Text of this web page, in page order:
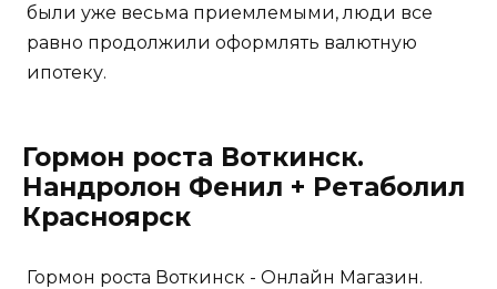
были уже весьма приемлемыми, люди все
равно продолжили оформлять валютную
ипотеку.
Гормон роста Воткинск.
Нандролон Фенил + Ретаболил
Красноярск
Гормон роста Воткинск - Онлайн Магазин.